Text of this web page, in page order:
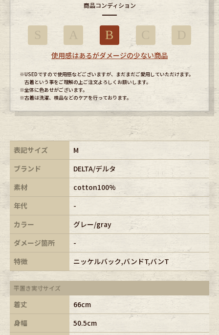
商品コンディション
B
使用感はあるがダメージの少ない商品
※USEDですので使用感などございますが、まだまだご愛用していただけます。
古着という事をご理解の上ご注文よろしくお願いします。
※全体に色あせがございます。
※古着は洗濯、検品などのケアを行っております。
表記サイズ
M
ブランド
DELTA/デルタ
素材
cotton100%
年代
-
カラー
グレー/gray
ダメージ箇所
-
特徴
ニッケルバック,バンドT,バンT
平置き実寸サイズ
着丈
66cm
身幅
50.5cm